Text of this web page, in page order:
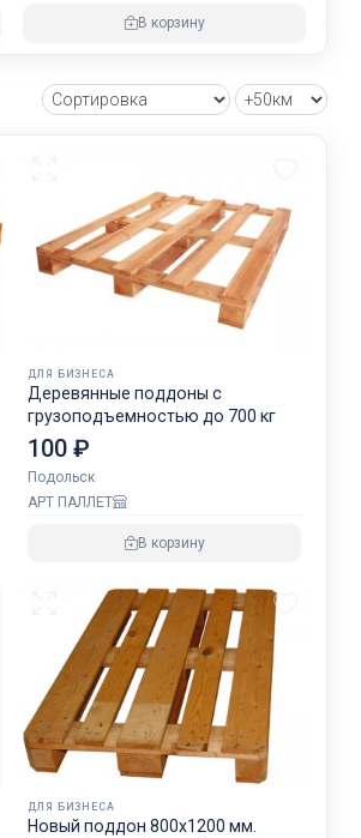
В корзину
ДЛЯ БИЗНЕСА
Деревянные поддоны с
грузоподъемностью до 700 кг
100 ₽
Подольск
АРТ ПАЛЛЕТ
В корзину
ДЛЯ БИЗНЕСА
Новый поддон 800х1200 мм.